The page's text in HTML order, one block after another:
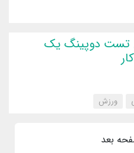
دوپینگ یک
‌ورزش
بعد